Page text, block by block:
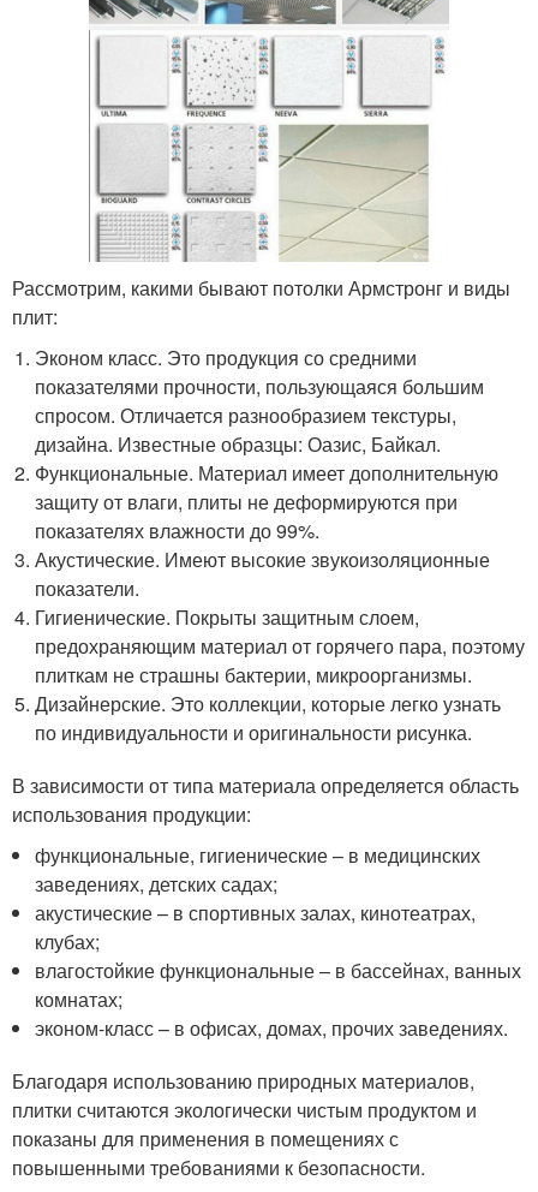
Рассмотрим, какими бывают потолки Армстронг и виды
плит:
Эконом класс. Это продукция со средними
показателями прочности, пользующаяся большим
спросом. Отличается разнообразием текстуры,
дизайна. Известные образцы: Оазис, Байкал.
Функциональные. Материал имеет дополнительную
защиту от влаги, плиты не деформируются при
показателях влажности до 99%.
Акустические. Имеют высокие звукоизоляционные
показатели.
Гигиенические. Покрыты защитным слоем,
предохраняющим материал от горячего пара, поэтому
плиткам не страшны бактерии, микроорганизмы.
Дизайнерские. Это коллекции, которые легко узнать
по индивидуальности и оригинальности рисунка.
В зависимости от типа материала определяется область
использования продукции:
функциональные, гигиенические – в медицинских
заведениях, детских садах;
акустические – в спортивных залах, кинотеатрах,
клубах;
влагостойкие функциональные – в бассейнах, ванных
комнатах;
эконом-класс – в офисах, домах, прочих заведениях.
Благодаря использованию природных материалов,
плитки считаются экологически чистым продуктом и
показаны для применения в помещениях с
повышенными требованиями к безопасности.